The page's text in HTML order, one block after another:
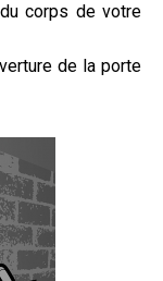
corps de votre
de la porte